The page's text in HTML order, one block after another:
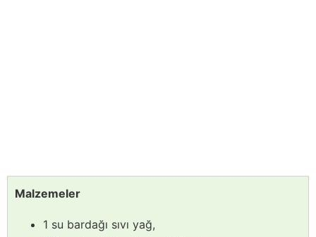
Malzemeler
1 su bardağı sıvı yağ,